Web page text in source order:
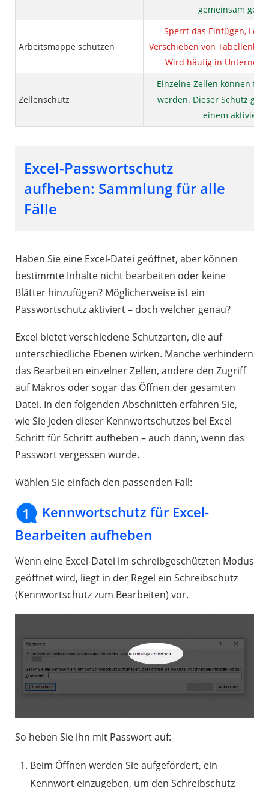
gemeinsam
Arbeitsmappe schützen
Sperrt das Einfügen,
Verschieben von
Wird häufig in
Zellenschutz
Einzelne Zellen können
werden. Dieser Schutz
einem
Excel-Passwortschutz
aufheben: Sammlung für alle
Fälle
Haben Sie eine Excel-Datei geöffnet, aber können
bestimmte Inhalte nicht bearbeiten oder keine
Blätter hinzufügen? Möglicherweise ist ein
Passwortschutz aktiviert – doch welcher genau?
Excel bietet verschiedene Schutzarten, die auf
unterschiedliche Ebenen wirken. Manche verhindern
das Bearbeiten einzelner Zellen, andere den Zugriff
auf Makros oder sogar das Öffnen der gesamten
Datei. In den folgenden Abschnitten erfahren Sie,
wie Sie jeden dieser Kennwortschutzes bei Excel
Schritt für Schritt aufheben – auch dann, wenn das
Passwort vergessen wurde.
Wählen Sie einfach den passenden Fall:
1
Kennwortschutz für Excel-
Bearbeiten aufheben
Wenn eine Excel-Datei im schreibgeschützten Modus
geöffnet wird, liegt in der Regel ein Schreibschutz
(Kennwortschutz zum Bearbeiten) vor.
So heben Sie ihn mit Passwort auf:
Beim Öffnen werden Sie aufgefordert, ein
Kennwort einzugeben, um den Schreibschutz